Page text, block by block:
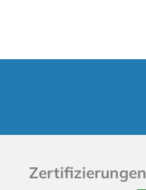
Zertifizierungen